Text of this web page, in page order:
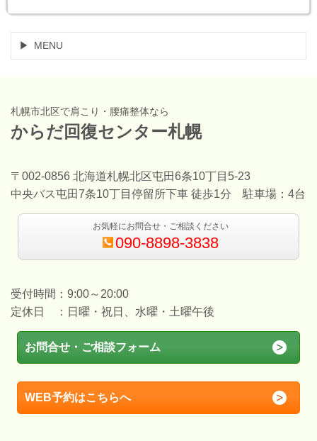
MENU
札幌市北区で肩こり・腰痛整体なら
からだ回復センター札幌
〒002-0856 北海道札幌北区屯田6条10丁目5-23
中央バス屯田7条10丁目停留所下車 徒歩1分 駐車場：4台
お気軽にお問合せ・ご相談ください
090-8898-3838
受付時間：9:00～20:00
定休日 ：日曜・祝日、水曜・土曜午後
お問合せ・ご相談フォーム
WEB予約はこちらへ